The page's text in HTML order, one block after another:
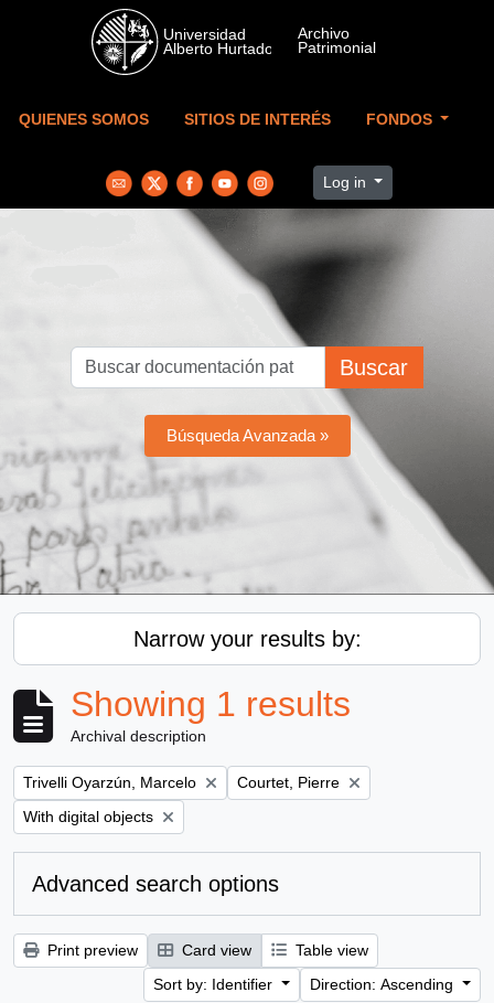
Skip to main content
QUIENES SOMOS SITIOS DE INTERÉS FONDOS
Log in
Buscar
Búsqueda Avanzada »
Narrow your results by:
Showing 1 results
Archival description
Remove filter:
Trivelli Oyarzún, Marcelo Remove filter:
Courtet, Pierre
Remove filter:
With digital objects
Advanced search options
Print preview Card view
Table view
Sort by: Identifier
Direction: Ascending